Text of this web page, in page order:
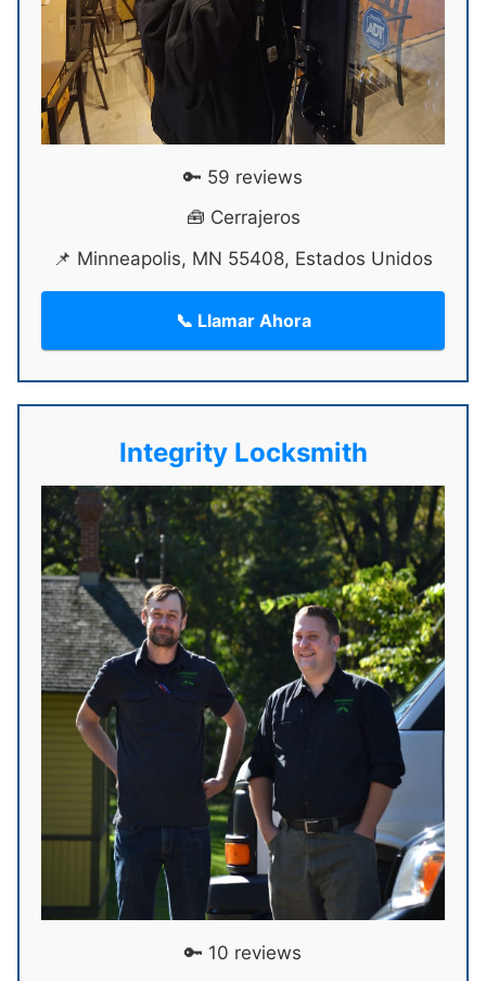
🔑 59 reviews
🧰 Cerrajeros
📌 Minneapolis, MN 55408, Estados Unidos
📞 Llamar Ahora
Integrity Locksmith
🔑 10 reviews